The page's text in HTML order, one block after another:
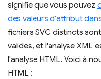
signifie que vous pouvez
des valeurs d'attribut
fichiers SVG distincts
valides, et l'analyse XML
l'analyse HTML. Voici à
HTML :